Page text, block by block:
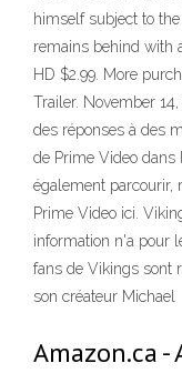
himself subject to
remains behind with
HD $2.99. More
Trailer. November
des réponses à des
de Prime Video
également parcourir,
Prime Video ici.
information n'a pour
fans de Vikings sont
son créateur Michael
Amazon.ca -